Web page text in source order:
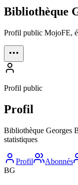
Bibliothèque
Profil public MojoFE,
Profil public
Profil
Bibliothèque Georges
statistiques
Profil Abonnés
BG